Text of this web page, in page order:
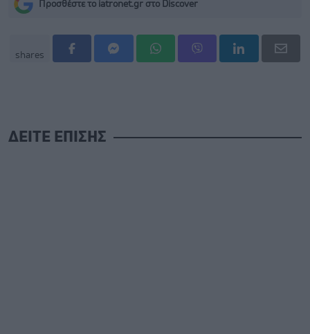
Προσθέστε το iatronet.gr στο Discover
shares
ΔΕΙΤΕ ΕΠΙΣΗΣ